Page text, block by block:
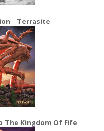
- Terrasite
The Kingdom Of Fife